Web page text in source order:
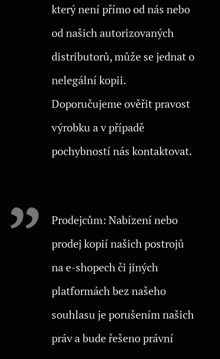
který není přímo od nás nebo
od našich autorizovaných
distributorů, může se jednat o
nelegální kopii.
Doporučujeme ověřit pravost
výrobku a v případě
pochybností nás kontaktovat.
Prodejcům: Nabízení nebo
prodej kopií našich postrojů
na e-shopech či jiných
platformách bez našeho
souhlasu je porušením našich
práv a bude řešeno právní